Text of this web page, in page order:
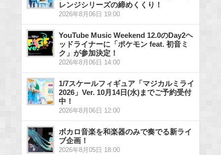
レンジシリーズの締めくくり！
2026年8月06日 19:00
YouTube Music Weekend 12.0のDay2ヘ
ッドライナーに「ポケモン feat. 初音ミ
ク」が参加決定！
2026年8月06日 14:00
1/7スケールフィギュア「マジカルミライ
2026」Ver. 10月14日(水)までご予約受付
中！
2026年8月06日 12:00
ボカロ音楽を和楽器のみで奏でる新ライ
ブ企画！
2026年8月05日 18:00